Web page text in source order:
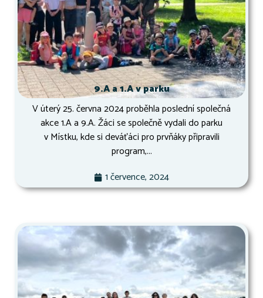
9.A a 1.A v parku
V úterý 25. června 2024 proběhla poslední společná
akce 1.A a 9.A. Žáci se společně vydali do parku
v Místku, kde si deváťáci pro prvňáky připravili
program,...
1 července, 2024